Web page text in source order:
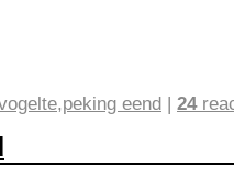
,peking eend | 24